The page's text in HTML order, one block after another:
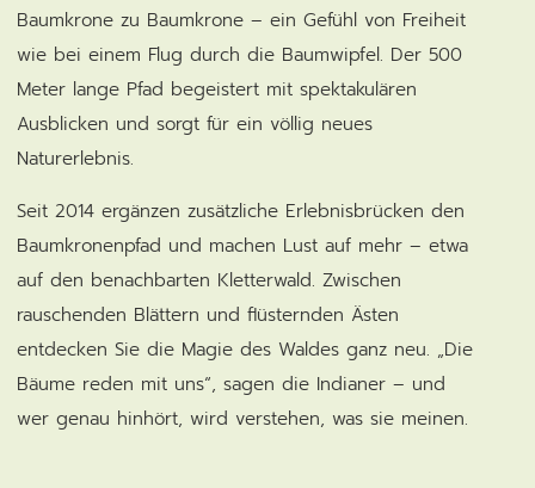
Baumkrone zu Baumkrone – ein Gefühl von Freiheit
wie bei einem Flug durch die Baumwipfel. Der 500
Meter lange Pfad begeistert mit spektakulären
Ausblicken und sorgt für ein völlig neues
Naturerlebnis.
Seit 2014 ergänzen zusätzliche Erlebnisbrücken den
Baumkronenpfad und machen Lust auf mehr – etwa
auf den benachbarten Kletterwald. Zwischen
rauschenden Blättern und flüsternden Ästen
entdecken Sie die Magie des Waldes ganz neu. „Die
Bäume reden mit uns“, sagen die Indianer – und
wer genau hinhört, wird verstehen, was sie meinen.